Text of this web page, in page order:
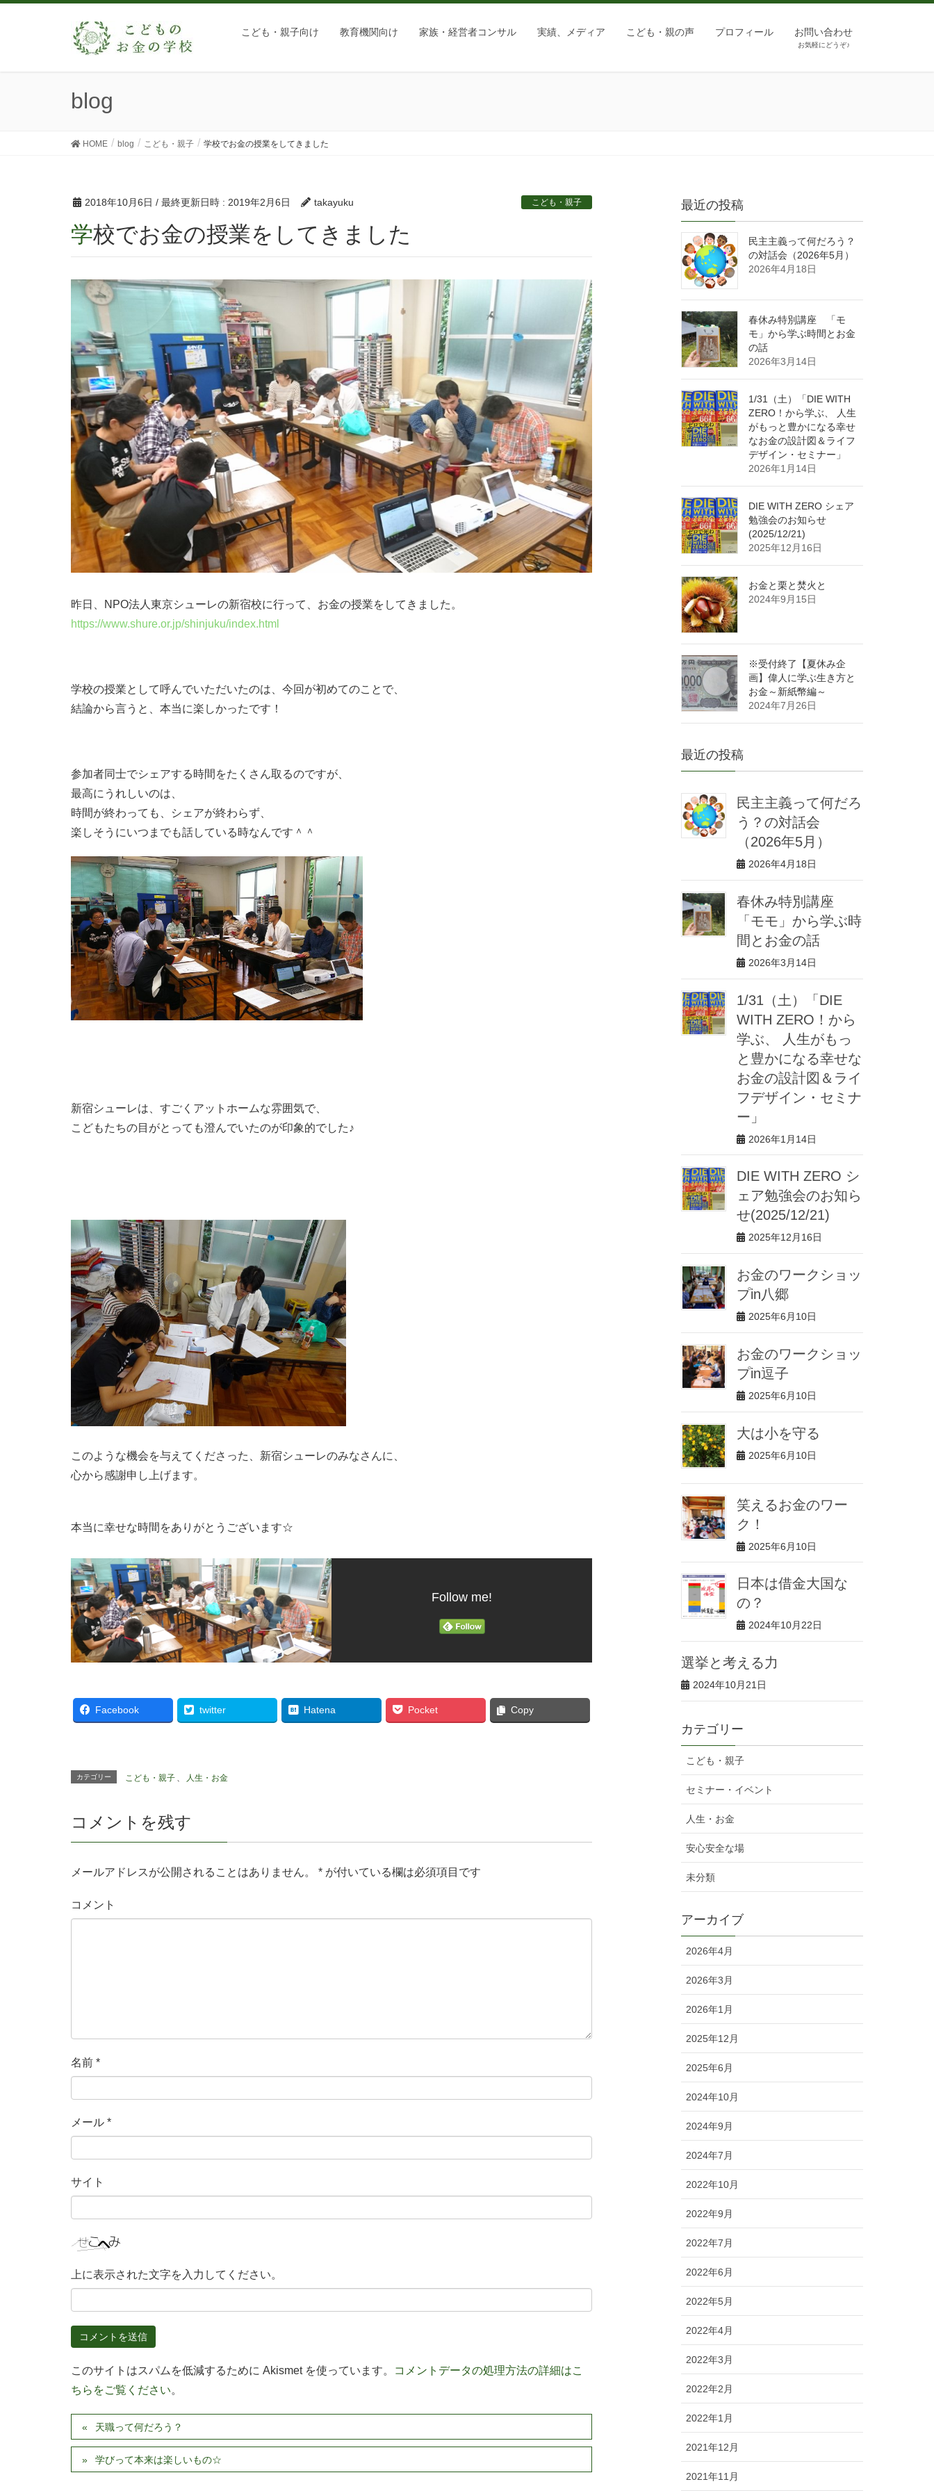
こども・親子向け 教育機関向け 家族・経営者コンサル 実績、メディア こども・親の声 プロフィール お問い合わせ
お気軽にどうぞ♪
blog
HOME blog こども・親子 学校でお金の授業をしてきました
2018年10月6日 / 最終更新日時 : 2019年2月6日 takayuku こども・親子
学校でお金の授業をしてきました
昨日、NPO法人東京シューレの新宿校に行って、お金の授業をしてきました。
https://www.shure.or.jp/shinjuku/index.html
学校の授業として呼んでいただいたのは、今回が初めてのことで、
結論から言うと、本当に楽しかったです！
参加者同士でシェアする時間をたくさん取るのですが、
最高にうれしいのは、
時間が終わっても、シェアが終わらず、
楽しそうにいつまでも話している時なんです＾＾
新宿シューレは、すごくアットホームな雰囲気で、
こどもたちの目がとっても澄んでいたのが印象的でした♪
このような機会を与えてくださった、新宿シューレのみなさんに、
心から感謝申し上げます。
本当に幸せな時間をありがとうございます☆
Follow me!
Facebook twitter Hatena Pocket Copy
カテゴリー こども・親子 、 人生・お金
コメントを残す
メールアドレスが公開されることはありません。 * が付いている欄は必須項目です
コメント
名前 *
メール *
サイト
上に表示された文字を入力してください。
このサイトはスパムを低減するために Akismet を使っています。
コメントデータの処理方法の詳細はこ
ちらをご覧ください。
天職って何だろう？
学びって本来は楽しいもの☆
最近の投稿
民主主義って何だろう？
の対話会（2026年5月）
2026年4月18日
春休み特別講座 「モ
モ」から学ぶ時間とお金
の話
2026年3月14日
1/31（土）「DIE WITH
ZERO！から学ぶ、 人生
がもっと豊かになる幸せ
なお金の設計図＆ライフ
デザイン・セミナー」
2026年1月14日
DIE WITH ZERO シェア
勉強会のお知らせ
(2025/12/21)
2025年12月16日
お金と栗と焚火と
2024年9月15日
※受付終了【夏休み企
画】偉人に学ぶ生き方と
お金～新紙幣編～
2024年7月26日
最近の投稿
民主主義って何だろ
う？の対話会
（2026年5月）
2026年4月18日
春休み特別講座
「モモ」から学ぶ時
間とお金の話
2026年3月14日
1/31（土）「DIE
WITH ZERO！から
学ぶ、 人生がもっ
と豊かになる幸せな
お金の設計図＆ライ
フデザイン・セミナ
ー」
2026年1月14日
DIE WITH ZERO シ
ェア勉強会のお知ら
せ(2025/12/21)
2025年12月16日
お金のワークショッ
プin八郷
2025年6月10日
お金のワークショッ
プin逗子
2025年6月10日
大は小を守る
2025年6月10日
笑えるお金のワー
ク！
2025年6月10日
日本は借金大国な
の？
2024年10月22日
選挙と考える力
2024年10月21日
カテゴリー
こども・親子
セミナー・イベント
人生・お金
安心安全な場
未分類
アーカイブ
2026年4月
2026年3月
2026年1月
2025年12月
2025年6月
2024年10月
2024年9月
2024年7月
2022年10月
2022年9月
2022年7月
2022年6月
2022年5月
2022年4月
2022年3月
2022年2月
2022年1月
2021年12月
2021年11月